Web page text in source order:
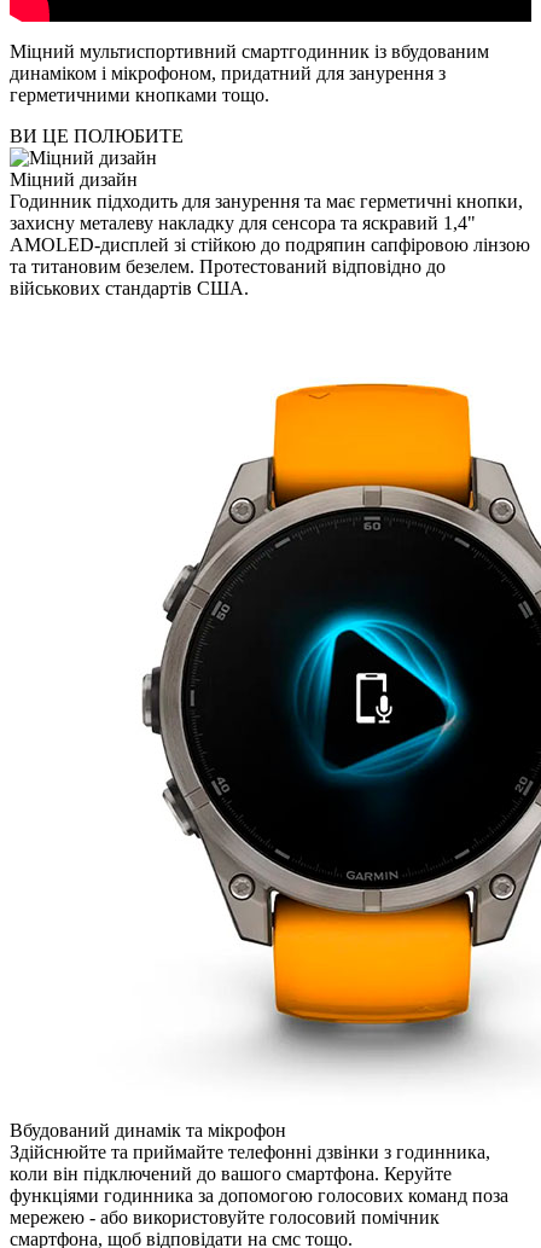
Міцний мультиспортивний смартгодинник із вбудованим
динаміком і мікрофоном, придатний для занурення з
герметичними кнопками тощо.
ВИ ЦЕ ПОЛЮБИТЕ
Міцний дизайн
Годинник підходить для занурення та має герметичні кнопки,
захисну металеву накладку для сенсора та яскравий 1,4"
AMOLED-дисплей зі стійкою до подряпин сапфіровою лінзою
та титановим безелем. Протестований відповідно до
військових стандартів США.
Вбудований динамік та мікрофон
Здійснюйте та приймайте телефонні дзвінки з годинника,
коли він підключений до вашого смартфона. Керуйте
функціями годинника за допомогою голосових команд поза
мережею - або використовуйте голосовий помічник
смартфона, щоб відповідати на смс тощо.